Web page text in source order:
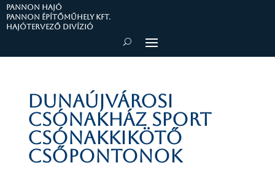
PANNON HAJÓ
Pannon Építőműhely Kft.
Hajótervező divízió
Dunaújvárosi
csónakház sport
csónakkikötő
csőpontonok